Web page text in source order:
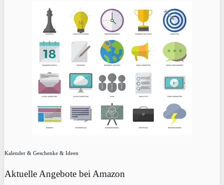
Kalender & Geschenke & Ideen
Aktuelle Angebote bei Amazon